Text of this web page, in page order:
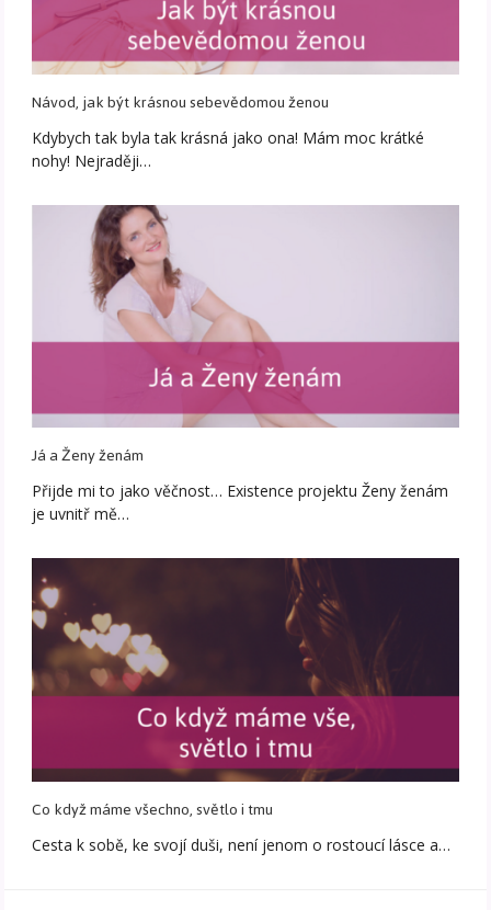
Návod, jak být krásnou sebevědomou ženou
Kdybych tak byla tak krásná jako ona! Mám moc krátké
nohy! Nejraději…
Já a Ženy ženám
Přijde mi to jako věčnost… Existence projektu Ženy ženám
je uvnitř mě…
Co když máme všechno, světlo i tmu
Cesta k sobě, ke svojí duši, není jenom o rostoucí lásce a…